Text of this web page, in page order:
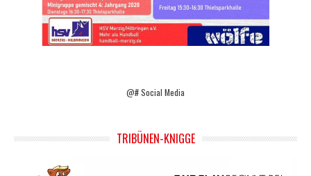
@# Social Media
TRIBÜNEN-KNIGGE